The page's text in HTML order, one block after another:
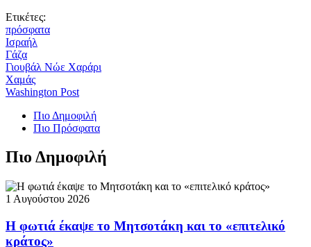
Ετικέτες:
πρόσφατα
Ισραήλ
Γάζα
Γιουβάλ Νώε Χαράρι
Χαμάς
Washington Post
Πιο Δημοφιλή
Πιο Πρόσφατα
Πιο Δημοφιλή
1 Αυγούστου 2026
Η φωτιά έκαψε το Μητσοτάκη και το «επιτελικό
κράτος»